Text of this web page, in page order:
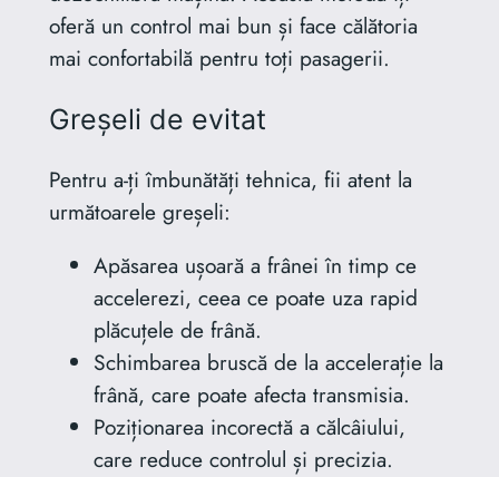
oferă un control mai bun și face călătoria
mai confortabilă pentru toți pasagerii.
Greșeli de evitat
Pentru a-ți îmbunătăți tehnica, fii atent la
următoarele greșeli:
Apăsarea ușoară a frânei în timp ce
accelerezi, ceea ce poate uza rapid
plăcuțele de frână.
Schimbarea bruscă de la accelerație la
frână, care poate afecta transmisia.
Poziționarea incorectă a călcâiului,
care reduce controlul și precizia.